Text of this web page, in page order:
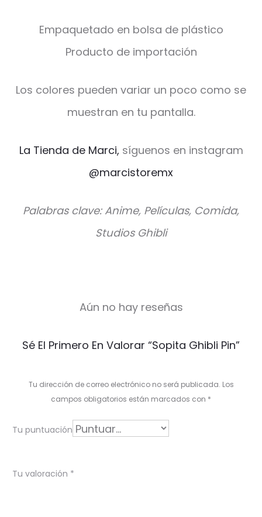
Empaquetado en bolsa de plástico
Producto de importación
Los colores pueden variar un poco como se
muestran en tu pantalla.
La Tienda de Marci, síguenos en instagram
@marcistoremx
Palabras clave: Anime, Películas, Comida,
Studios Ghibli
V
a
r
i
Aún no hay reseñas
Sé El Primero En Valorar “Sopita Ghibli Pin”
Tu dirección de correo electrónico no será publicada. Los
campos obligatorios están marcados con *
Tu puntuación
Tu valoración *